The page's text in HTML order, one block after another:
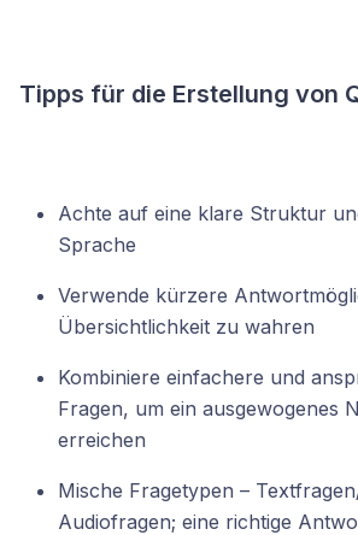
Tipps für die Erstellung von
Achte auf eine klare Struktur
Sprache
Verwende kürzere
Übersichtlichkeit zu wahren
Kombiniere einfachere und
Fragen, um ein ausgewogenes
erreichen
Mische Fragetypen –
Audiofragen; eine richtige